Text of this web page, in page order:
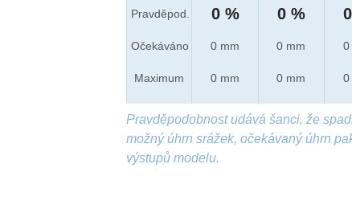
Pravděpod.
Očekáváno
Maximum
0 %
0 mm
0 mm
0 %
0 mm
0 mm
0
0
Pravděpodobnost udává šanci, že
možný úhrn srážek, očekávaný úhrn
výstupů modelu.